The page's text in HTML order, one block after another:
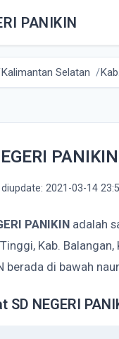
PANIKIN
Kalimantan Selatan
PANIKIN
2021-03-14
PANIKIN adalah
Kab.
berada di bawah
SD NEGERI